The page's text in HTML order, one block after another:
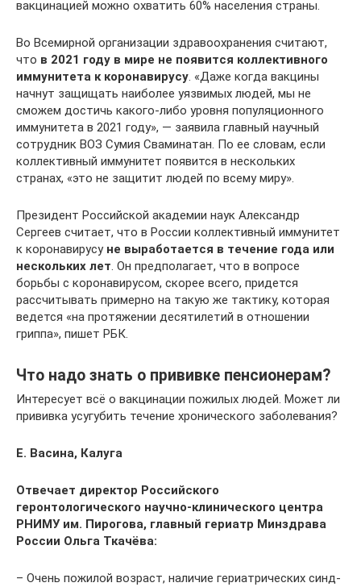
вакцинацией можно охватить 60% населения страны.
Во Всемирной организации здравоохранения считают,
что в 2021 году в мире не появится коллективного
иммунитета к коронавирусу. «Даже когда вакцины
начнут защищать наиболее уязвимых людей, мы не
сможем достичь какого-либо уровня популяционного
иммунитета в 2021 году», — заявила главный научный
сотрудник ВОЗ Сумия Сваминатан. По ее словам, если
коллективный иммунитет появится в нескольких
странах, «это не защитит людей по всему миру».
Президент Российской академии наук Александр
Сергеев считает, что в России коллективный иммунитет
к коронавирусу не выработается в течение года или
нескольких лет. Он предполагает, что в вопросе
борьбы с коронавирусом, скорее всего, придется
рассчитывать примерно на такую же тактику, которая
ведется «на протяжении десятилетий в отношении
гриппа», пишет РБК.
Что надо знать о прививке пенсионерам?
Интересует всё о вакцинации пожилых людей. Может ли
прививка усугубить течение хронического заболевания?
Е. Васина, Калуга
Отвечает директор Российского
геронтологического научно-клинического центра
РНИМУ им. Пирогова, главный гериатр Минздрава
России Ольга Ткачёва:
– Очень пожилой возраст, наличие гериатрических синд­